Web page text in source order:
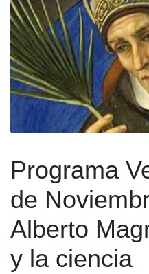
Programa
de
Alberto
y la ciencia